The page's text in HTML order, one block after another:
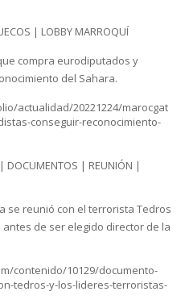
| LOBBY MARROQUÍ
compra eurodiputados y
del Sahara.
actualidad/20221224/marocgat
conseguir-reconocimiento-
| REUNIÓN |
se reunió con el terrorista Tedros
de ser elegido director de la
contenido/10129/documento-
tedros-y-los-lideres-terroristas-